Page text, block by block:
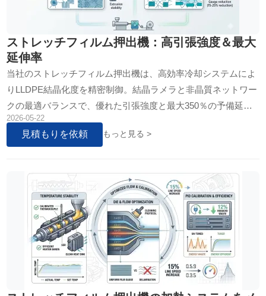
ストレッチフィルム押出機：高引張強度＆最大
延伸率
当社のストレッチフィルム押出機は、高効率冷却システムによ
りLLDPE結晶化度を精密制御。結晶ラメラと非晶質ネットワー
クの最適バランスで、優れた引張強度と最大350％の予備延伸
率を達成。全自動・半自動・2層/3層/5層機に対応し、荷崩れ防
止と材料コスト削減を実現します。…
2026-05-22
見積もりを依頼 もっと見る >